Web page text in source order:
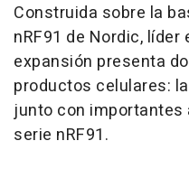
Construida sobre la
nRF91 de Nordic,
expansión presenta
productos celulares:
junto con
serie nRF91.